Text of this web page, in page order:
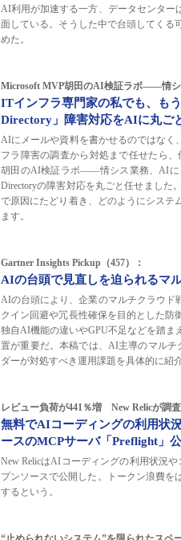
AI利用が加速する一方、データセンター
面している。そうした中で台頭してくる
めた。
Microsoft MVP胡田のAI検証ラボ――情シ
ITインフラ専門家の私でも、
Directory」障害対応をAIに丸ご
AIにメールや資料を書かせるのではなく
フラ障害の調査から対処まで任せたら
胡田のAI検証ラボ――情シス業務、AIに
Directoryの障害対応を丸ごと任せました
で原因にたどり着き、どのようにシステ
ます。
Gartner Insights Pickup（457）：
AIの台頭で見直しを迫られるマ
AIの台頭により、企業のマルチクラウド
クイン回避や冗長性確保を目的とした防
独自AI機能の違いやGPU不足などを踏
置が重要だ。本稿では、AI主導のマル
ダーが対処すべき運用課題を具体的に紹介
レビュー負荷が441％増 New Relicが調
無料でAIコーディングの利用状
ースのMCPサーバ「Preflight」
New RelicはAIコーディングの利用状況
プンソースで公開した。トークン浪費を
するという。